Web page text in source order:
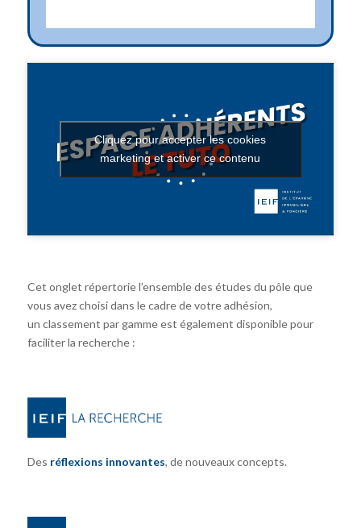
Cliquez pour accepter les cookies
marketing et activer ce contenu
Cet onglet répertorie l’ensemble des études du pôle que
vous avez choisi dans le cadre de votre adhésion,
un classement par gamme est également disponible pour
faciliter la recherche :
Des réflexions innovantes, de nouveaux concepts.